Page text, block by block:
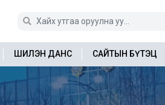
ШИЛЭН ДАНС САЙТЫН БҮТЭЦ